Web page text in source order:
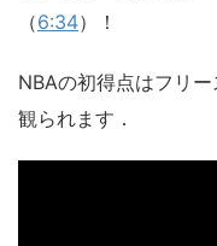
（6:34）！
NBAの初得点はフリ
観られます．